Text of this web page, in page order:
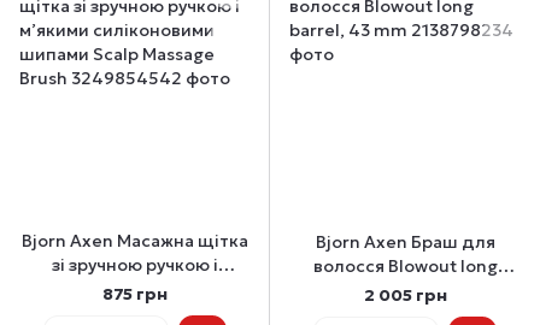
Bjorn Axen Масажна щітка
зі зручною ручкою і
м’якими силіконовими
шипами Scalp Massage
875 грн
Bjorn Axen Браш для
волосся Blowout long
barrel, 43 mm
2 005 грн